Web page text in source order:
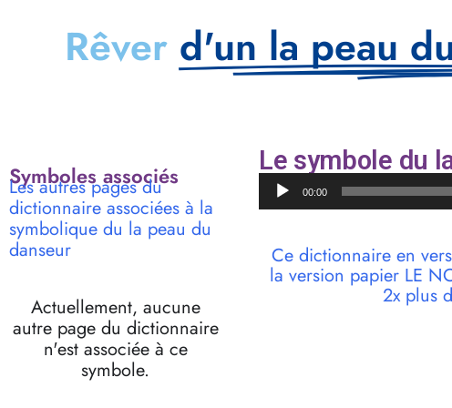
Rêver d'un la peau
Symboles associés
Les autres pages du
dictionnaire associées à la
symbolique du la peau du
danseur
Actuellement, aucune
autre page du dictionnaire
n'est associée à ce
symbole.
Le symbole du
Lecteur
audio00:00
Ce dictionnaire en
la version papier LE
2x plus